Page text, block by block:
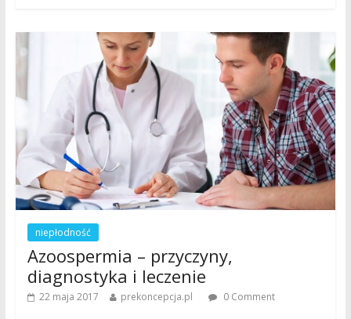
niepłodność
Azoospermia – przyczyny,
diagnostyka i leczenie
22 maja 2017 prekoncepcja.pl 0 Comment